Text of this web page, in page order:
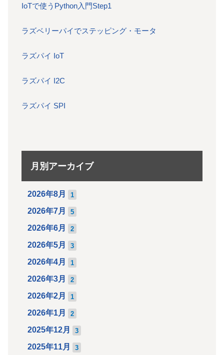
IoTで使うPython入門Step1
ラズベリーパイでステッピング・モータ
ラズパイ IoT
ラズパイ I2C
ラズパイ SPI
月別アーカイブ
2026年8月 1
2026年7月 5
2026年6月 2
2026年5月 3
2026年4月 1
2026年3月 2
2026年2月 1
2026年1月 2
2025年12月 3
2025年11月 3